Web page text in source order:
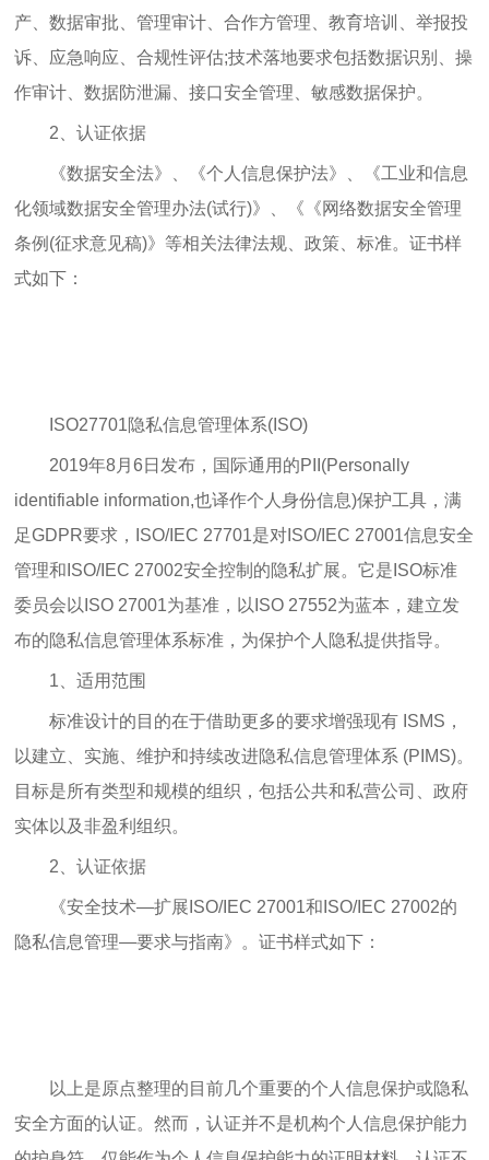
产、数据审批、管理审计、合作方管理、教育培训、举报投
诉、应急响应、合规性评估;技术落地要求包括数据识别、操
作审计、数据防泄漏、接口安全管理、敏感数据保护。
2、认证依据
《数据安全法》、《个人信息保护法》、《工业和信息
化领域数据安全管理办法(试行)》、《《网络数据安全管理
条例(征求意见稿)》等相关法律法规、政策、标准。证书样
式如下：
ISO27701隐私信息管理体系(ISO)
2019年8月6日发布，国际通用的PII(Personally
identifiable information,也译作个人身份信息)保护工具，满
足GDPR要求，ISO/IEC 27701是对ISO/IEC 27001信息安全
管理和ISO/IEC 27002安全控制的隐私扩展。它是ISO标准
委员会以ISO 27001为基准，以ISO 27552为蓝本，建立发
布的隐私信息管理体系标准，为保护个人隐私提供指导。
1、适用范围
标准设计的目的在于借助更多的要求增强现有 ISMS，
以建立、实施、维护和持续改进隐私信息管理体系 (PIMS)。
目标是所有类型和规模的组织，包括公共和私营公司、政府
实体以及非盈利组织。
2、认证依据
《安全技术—扩展ISO/IEC 27001和ISO/IEC 27002的
隐私信息管理—要求与指南》。证书样式如下：
以上是原点整理的目前几个重要的个人信息保护或隐私
安全方面的认证。然而，认证并不是机构个人信息保护能力